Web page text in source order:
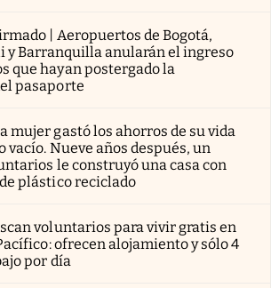
| Aeropuertos de Bogotá,
y Barranquilla anularán el ingreso
que hayan postergado la
pasaporte
mujer gastó los ahorros de su vida
vacío. Nueve años después, un
le construyó una casa con
plástico reciclado
voluntarios para vivir gratis en
ofrecen alojamiento y sólo 4
por día